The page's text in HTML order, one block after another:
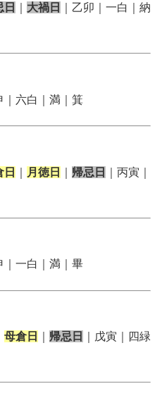
日 大禍日
｜乙卯｜一白｜納
｜六白｜満｜箕
日 月徳日 帰忌日
｜丙寅｜
｜一白｜満｜畢
母倉日 帰忌日
｜戊寅｜四緑